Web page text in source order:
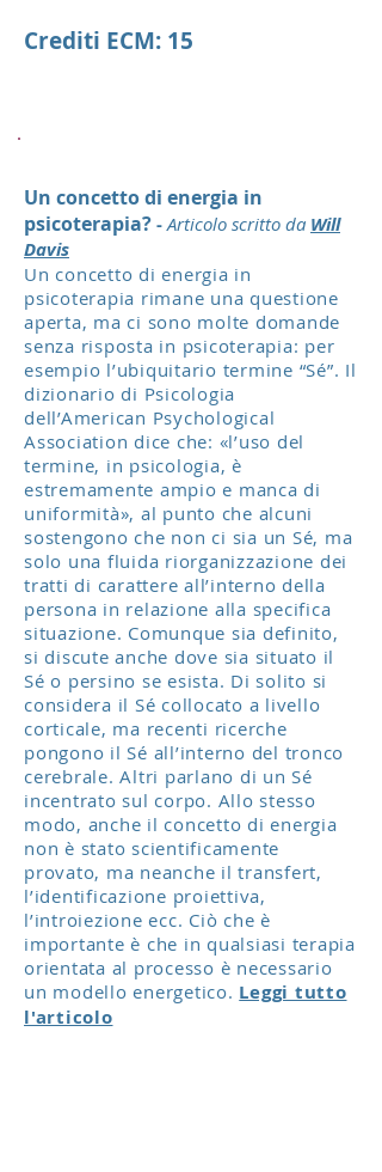
Crediti ECM: 15
Un concetto di energia in
psicoterapia?-Articolo scritto da Will
Davis
Un concetto di energia in
psicoterapia rimane una questione
aperta, ma ci sono molte domande
senza risposta in psicoterapia: per
esempio l’ubiquitario termine “Sé”. Il
dizionario di Psicologia
dell’American Psychological
Association dice che: «l’uso del
termine, in psicologia, è
estremamente ampio e manca di
uniformità», al punto che alcuni
sostengono che non ci sia un Sé, ma
solo una fluida riorganizzazione dei
tratti di carattere all’interno della
persona in relazione alla specifica
situazione. Comunque sia definito,
si discute anche dove sia situato il
Sé o persino se esista. Di solito si
considera il Sé collocato a livello
corticale, ma recenti ricerche
pongono il Sé all’interno del tronco
cerebrale. Altri parlano di un Sé
incentrato sul corpo. Allo stesso
modo, anche il concetto di energia
non è stato scientificamente
provato, ma neanche il transfert,
l’identificazione proiettiva,
l’introiezione ecc. Ciò che è
importante è che in qualsiasi terapia
orientata al processo è necessario
un modello energetico. Leggi tutto
l'articolo